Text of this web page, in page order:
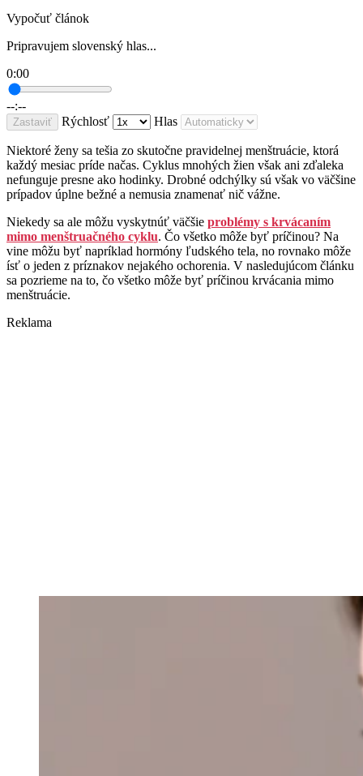
Vypočuť článok
Pripravujem slovenský hlas...
0:00
--:--
Zastaviť Rýchlosť Hlas
Niektoré ženy sa tešia zo skutočne pravidelnej menštruácie, ktorá
každý mesiac príde načas. Cyklus mnohých žien však ani zďaleka
nefunguje presne ako hodinky. Drobné odchýlky sú však vo väčšine
prípadov úplne bežné a nemusia znamenať nič vážne.
Niekedy sa ale môžu vyskytnúť väčšie problémy s krvácaním
mimo menštruačného cyklu. Čo všetko môže byť príčinou? Na
vine môžu byť napríklad hormóny ľudského tela, no rovnako môže
ísť o jeden z príznakov nejakého ochorenia. V nasledujúcom článku
sa pozrieme na to, čo všetko môže byť príčinou krvácania mimo
menštruácie.
Reklama